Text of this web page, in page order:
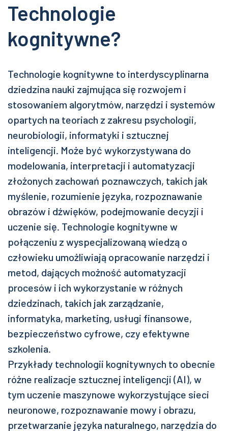
Technologie
kognitywne?
Technologie kognitywne to interdyscyplinarna
dziedzina nauki zajmująca się rozwojem i
stosowaniem algorytmów, narzędzi i systemów
opartych na teoriach z zakresu psychologii,
neurobiologii, informatyki i sztucznej
inteligencji. Może być wykorzystywana do
modelowania, interpretacji i automatyzacji
złożonych zachowań poznawczych, takich jak
myślenie, rozumienie języka, rozpoznawanie
obrazów i dźwięków, podejmowanie decyzji i
uczenie się. Technologie kognitywne w
połączeniu z wyspecjalizowaną wiedzą o
człowieku umożliwiają opracowanie narzędzi i
metod, dających możność automatyzacji
procesów i ich wykorzystanie w różnych
dziedzinach, takich jak zarządzanie,
informatyka, marketing, usługi finansowe,
bezpieczeństwo cyfrowe, czy efektywne
szkolenia.
Przykłady technologii kognitywnych to obecnie
różne realizacje sztucznej inteligencji (AI), w
tym uczenie maszynowe wykorzystujące sieci
neuronowe, rozpoznawanie mowy i obrazu,
przetwarzanie języka naturalnego, narzędzia do